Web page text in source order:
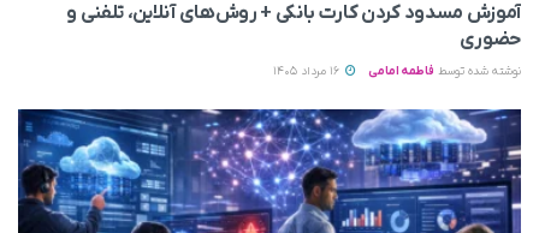
آموزش مسدود کردن کارت بانکی + روش‌های آنلاین، تلفنی و
حضوری
نوشته شده توسط فاطمه امامی